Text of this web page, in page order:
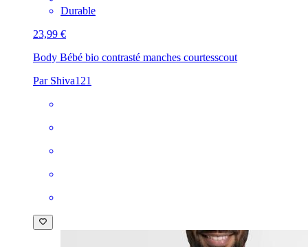
Durable
23,99 €
Body Bébé bio contrasté manches courtesscout
Par Shiva121